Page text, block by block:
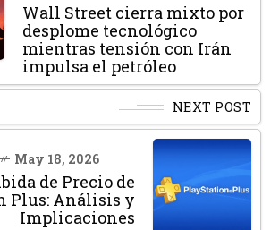
Wall Street cierra mixto por
desplome tecnológico
mientras tensión con Irán
impulsa el petróleo
NEXT POST
May 18, 2026
de Precio de
Plus: Análisis y
Implicaciones